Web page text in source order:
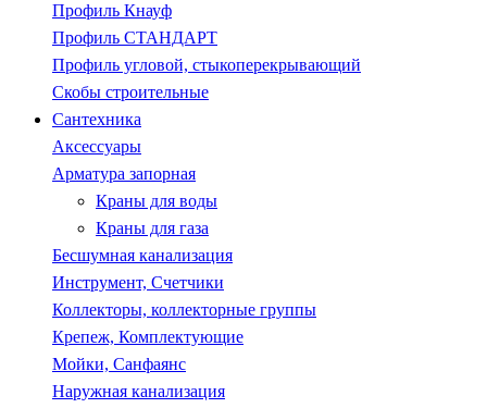
Профиль Кнауф
Профиль СТАНДАРТ
Профиль угловой, стыкоперекрывающий
Скобы строительные
Сантехника
Аксессуары
Арматура запорная
Краны для воды
Краны для газа
Бесшумная канализация
Инструмент, Счетчики
Коллекторы, коллекторные группы
Крепеж, Комплектующие
Мойки, Санфаянс
Наружная канализация